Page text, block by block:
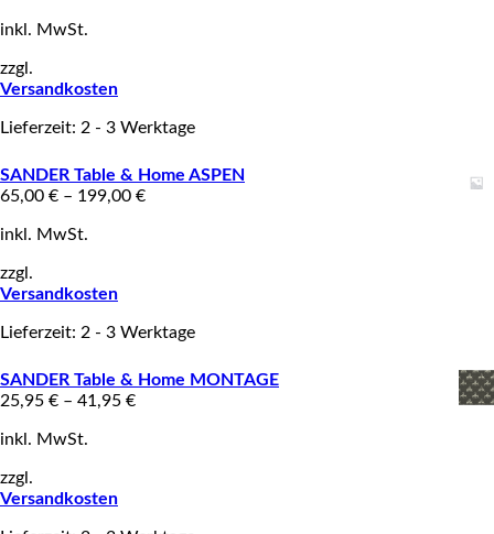
inkl. MwSt.
zzgl.
Versandkosten
Lieferzeit: 2 - 3 Werktage
SANDER Table & Home ASPEN
65,00 € – 199,00 €
inkl. MwSt.
zzgl.
Versandkosten
Lieferzeit: 2 - 3 Werktage
SANDER Table & Home MONTAGE
25,95 € – 41,95 €
inkl. MwSt.
zzgl.
Versandkosten